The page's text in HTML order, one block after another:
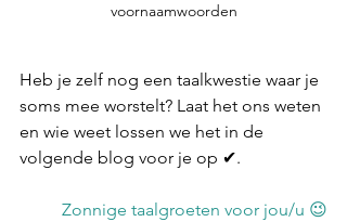
voornaamwoorden
Heb je zelf nog een taalkwestie waar je
soms mee worstelt? Laat het ons weten
en wie weet lossen we het in de
volgende blog voor je op ✔.
Zonnige taalgroeten voor jou/u 😉